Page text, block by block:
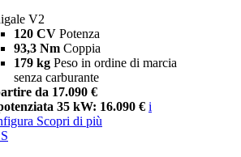
V2
120 CV Potenza
93,3 Nm Coppia
179 kg Peso in ordine di marcia
senza carburante
da 17.090 €
35 kW: 16.090 € i
Scopri di più